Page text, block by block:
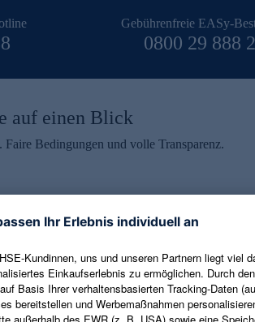
Gebührenfreie EASy-
0800 29 888
auf einen Blick
Bedingungen und volle Transparenz.
erhalten
und aktuelle Trends,
erhalten. Als Dankeschön
Eine Abmeldung ist jederzeit in
E-